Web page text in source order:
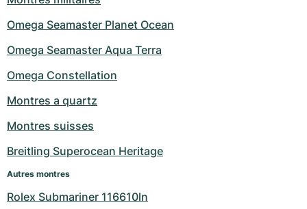
Omega Seamaster Planet Ocean
Omega Seamaster Aqua Terra
Omega Constellation
Montres a quartz
Montres suisses
Breitling Superocean Heritage
Autres montres
Rolex Submariner 116610ln